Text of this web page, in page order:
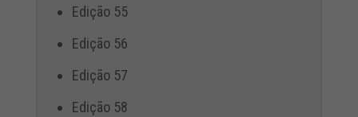
Edição 55
Edição 56
Edição 57
Edição 58